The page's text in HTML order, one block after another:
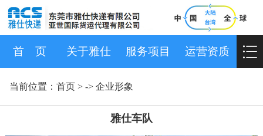
首 页 关于雅仕 服务项目 运营资质
当前位置： 首页 > -> 企业形象
雅仕车队